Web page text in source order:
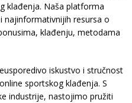
klađenja. Naša platforma
najinformativnijih resursa o
klađenju, metodama
iskustvo i stručnost
sportskog klađenja. S
industrije, nastojimo pružiti